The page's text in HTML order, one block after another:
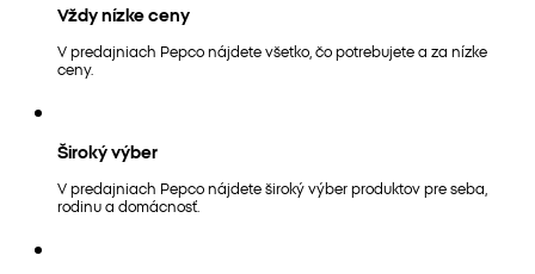
Vždy nízke ceny
V predajniach Pepco nájdete všetko, čo potrebujete a za nízke
ceny.
Široký výber
V predajniach Pepco nájdete široký výber produktov pre seba,
rodinu a domácnosť.